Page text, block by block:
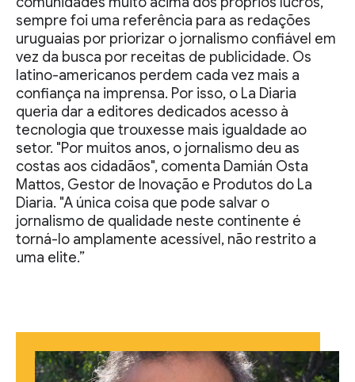
sempre foi uma referência para as redações
uruguaias por priorizar o jornalismo confiável em
vez da busca por receitas de publicidade. Os
latino-americanos perdem cada vez mais a
confiança na imprensa. Por isso, o La Diaria
queria dar a editores dedicados acesso à
tecnologia que trouxesse mais igualdade ao
setor. "Por muitos anos, o jornalismo deu as
costas aos cidadãos", comenta Damián Osta
Mattos, Gestor de Inovação e Produtos do La
Diaria. "A única coisa que pode salvar o
jornalismo de qualidade neste continente é
torná-lo amplamente acessível, não restrito a
uma elite.”